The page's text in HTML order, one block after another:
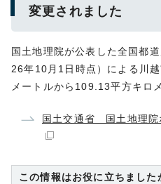
変更されました
国土地理院が公表した全国都
26年10月1日時点）による川
メートルから109.13平方キロ
国土交通省 国土地理院
この情報はお役に立ちました